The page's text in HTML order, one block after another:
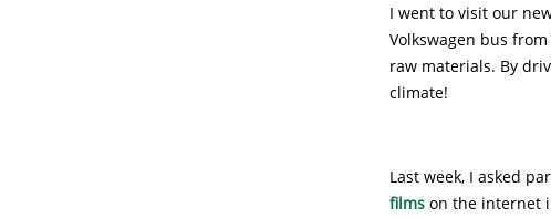
I went to visit our
Volkswagen bus
raw materials. By
climate!
Last week, I asked
films on the internet